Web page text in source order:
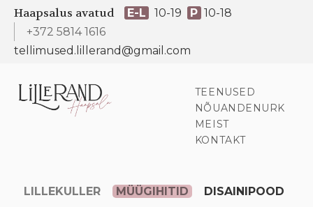
Haapsalus avatud E-L 10-19 P 10-18
+372 5814 1616
tellimused.lillerand@gmail.com
TEENUSED
NÕUANDENURK
MEIST
KONTAKT
LILLEKULLER MÜÜGIHITID DISAINIPOOD